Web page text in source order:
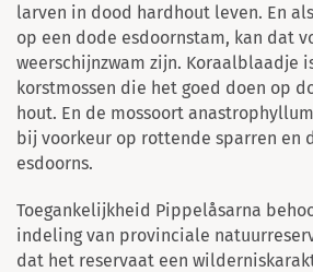
larven in dood hardhout leven. En
op een dode esdoornstam, kan dat
weerschijnzwam zijn. Koraalblaadje
korstmossen die het goed doen op
hout. En de mossoort
bij voorkeur op rottende sparren en
esdoorns.
Toegankelijkheid Pippelåsarna
indeling van provinciale
dat het reservaat een